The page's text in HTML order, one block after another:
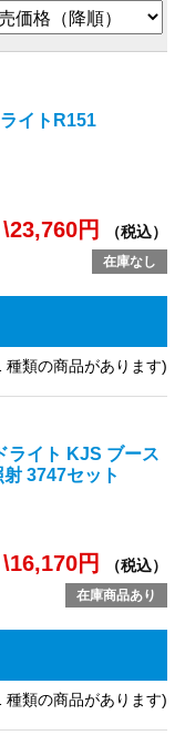
イトR151
\23,760円 （税込）
在庫なし
種類の商品があります)
ライト KJS ブース
3747セット
\16,170円 （税込）
在庫商品あり
種類の商品があります)